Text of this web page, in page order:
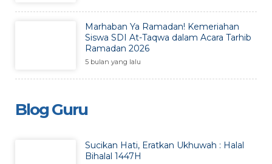
Marhaban Ya Ramadan! Kemeriahan
Siswa SDI At-Taqwa dalam Acara Tarhib
Ramadan 2026
5 bulan yang lalu
Blog Guru
Sucikan Hati, Eratkan Ukhuwah : Halal
Bihalal 1447H